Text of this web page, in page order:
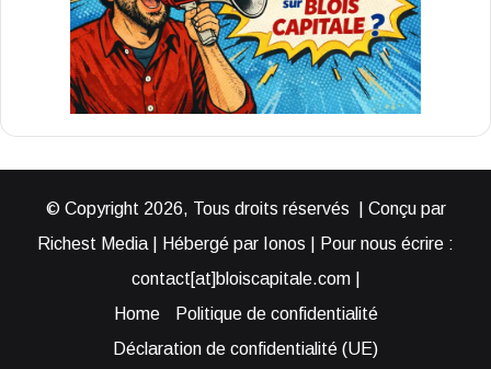
© Copyright 2026, Tous droits réservés | Conçu par
Richest Media | Hébergé par Ionos | Pour nous écrire :
contact[at]bloiscapitale.com |
Home
Politique de confidentialité
Déclaration de confidentialité (UE)